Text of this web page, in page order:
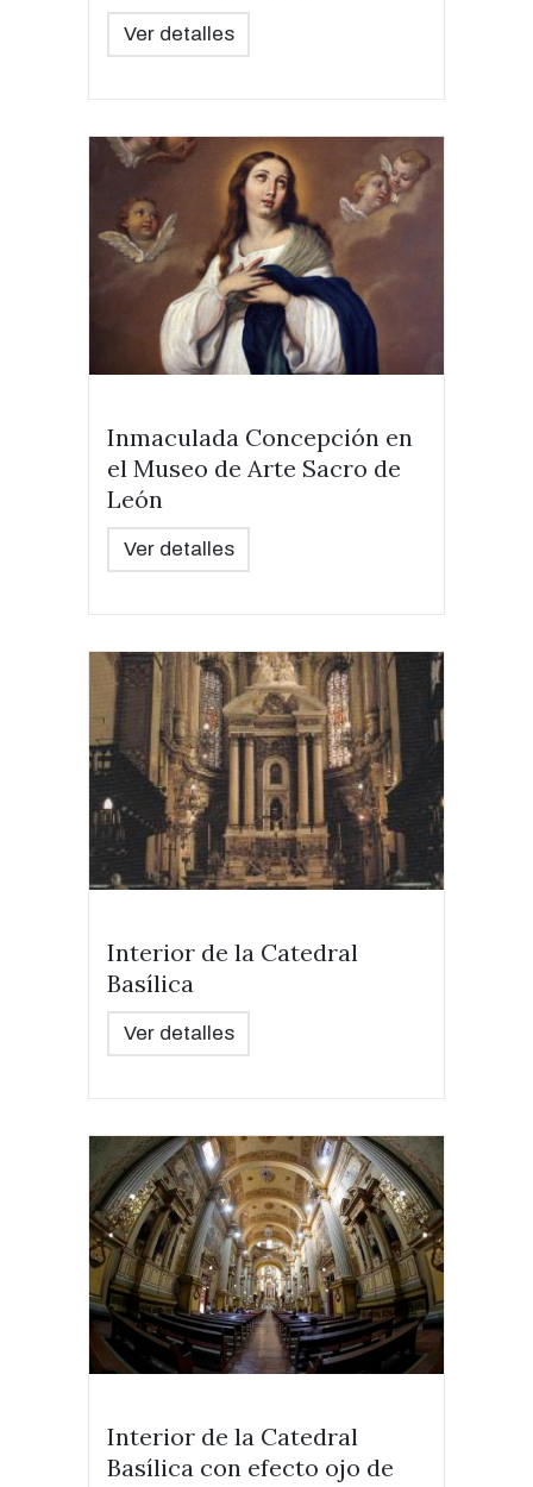
Ver detalles
Inmaculada Concepción en
el Museo de Arte Sacro de
León
Ver detalles
Interior de la Catedral
Basílica
Ver detalles
Interior de la Catedral
Basílica con efecto ojo de